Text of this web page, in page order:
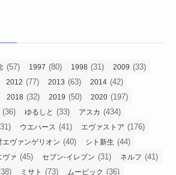
(57) 1997 (80) 1998 (31) 2009 (33)
2012 (77) 2013 (63) 2014 (42)
2018 (32) 2019 (50) 2020 (197)
(36) ゆるしと (33) アスカ (434)
ウエハース (41) エヴァストア (176)
エヴァンゲリオン (40) シト新生 (44)
ヴァ (45) セブン-イレブン (31) ネルフ (41)
ミサト (73) ムービック (36)